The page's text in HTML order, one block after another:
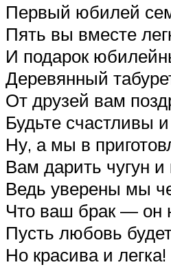
Первый юбилей
Пять вы вместе
И подарок
Деревянный
От друзей вам
Будьте счастливы
Ну, а мы в
Вам дарить чугун
Ведь уверены мы
Что ваш брак — он
Пусть любовь
Но красива и легка!